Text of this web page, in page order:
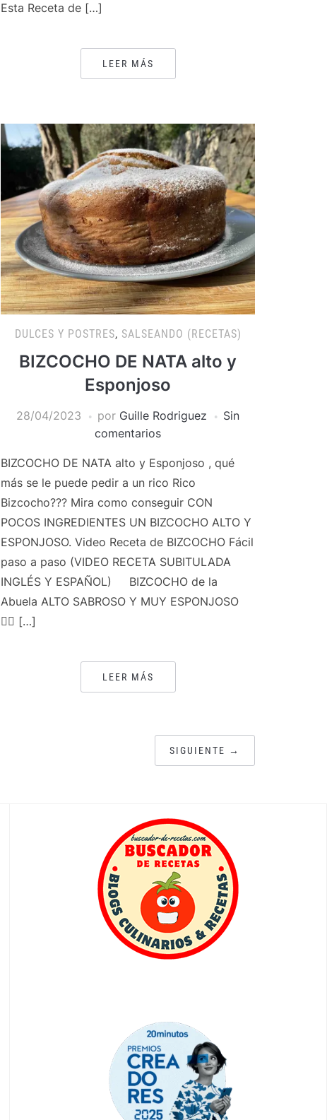
Esta Receta de […]
LEER MÁS
DULCES Y POSTRES, SALSEANDO (RECETAS)
BIZCOCHO DE NATA alto y
Esponjoso
28/04/2023 por Guille Rodriguez
Sin
comentarios
BIZCOCHO DE NATA alto y Esponjoso , qué
más se le puede pedir a un rico Rico
Bizcocho??? Mira como conseguir CON
POCOS INGREDIENTES UN BIZCOCHO ALTO Y
ESPONJOSO. Video Receta de BIZCOCHO Fácil
paso a paso (VIDEO RECETA SUBITULADA
INGLÉS Y ESPAÑOL) BIZCOCHO de la
Abuela ALTO SABROSO Y MUY ESPONJOSO
👍🏻 […]
LEER MÁS
SIGUIENTE →